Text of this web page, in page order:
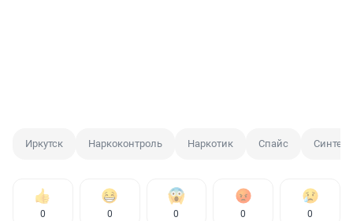
Иркутск Наркоконтроль Наркотик Спайс
0 0 0 0 0